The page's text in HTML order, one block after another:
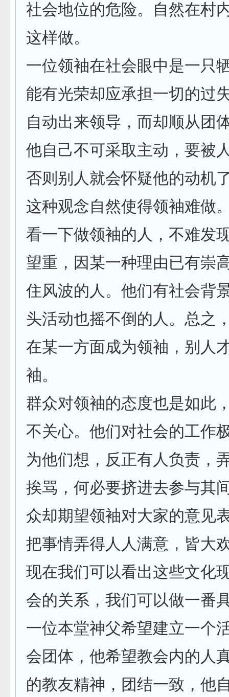
社会地位的危险。自然在村
这样做。
一位领袖在社会眼中是一只
能有光荣却应承担一切的过
自动出来领导，而却顺从团
他自己不可采取主动，要被
否则别人就会怀疑他的动机
这种观念自然使得领袖难做
看一下做领袖的人，不难发
望重，因某一种理由已有崇
住风波的人。他们有社会背
头活动也摇不倒的人。总之
在某一方面成为领袖，别人
袖。
群众对领袖的态度也是如此
不关心。他们对社会的工作
为他们想，反正有人负责，
挨骂，何必要挤进去参与其
众却期望领袖对大家的意见
把事情弄得人人满意，皆大
现在我们可以看出这些文化
会的关系，我们可以做一番
一位本堂神父希望建立一个
会团体，他希望教会内的人
的教友精神，团结一致，他